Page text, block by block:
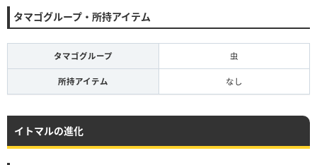
タマゴグループ・所持アイテム
タマゴグループ 虫
所持アイテム なし
イトマルの進化